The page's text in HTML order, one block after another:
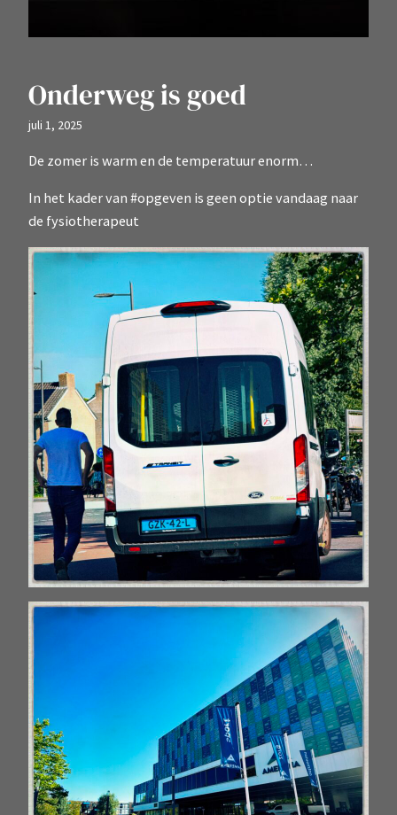
Onderweg is goed
juli 1, 2025
De zomer is warm en de temperatuur enorm…
In het kader van #opgeven is geen optie vandaag naar
de fysiotherapeut